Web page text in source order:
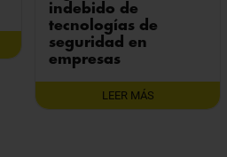
indebido de
tecnologías de
seguridad en
empresas
LEER MÁS